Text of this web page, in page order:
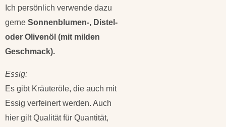
Ich persönlich verwende dazu
gerne Sonnenblumen-, Distel-
oder Olivenöl (mit milden
Geschmack).
Essig:
Es gibt Kräuteröle, die auch mit
Essig verfeinert werden. Auch
hier gilt Qualität für Quantität,